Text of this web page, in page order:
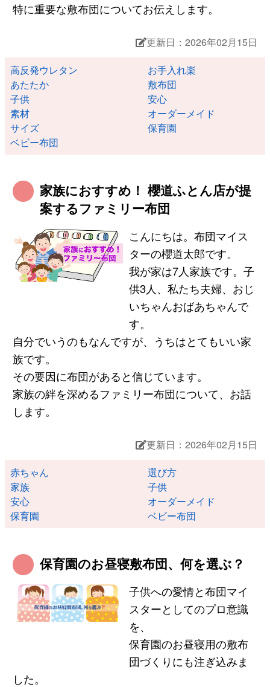
特に重要な敷布団についてお伝えします。
更新日：2026年02月15日
高反発ウレタン
お手入れ楽
あたたか
敷布団
子供
安心
素材
オーダーメイド
サイズ
保育園
ベビー布団
家族におすすめ！ 櫻道ふとん店が提
案するファミリー布団
こんにちは。布団マイス
ターの櫻道太郎です。
我が家は7人家族です。子
供3人、私たち夫婦、おじ
いちゃんおばあちゃんで
す。
自分でいうのもなんですが、うちはとてもいい家
族です。
その要因に布団があると信じています。
家族の絆を深めるファミリー布団について、お話
します。
更新日：2026年02月15日
赤ちゃん
選び方
家族
子供
安心
オーダーメイド
保育園
ベビー布団
保育園のお昼寝敷布団、何を選ぶ？
子供への愛情と布団マイ
スターとしてのプロ意識
を、
保育園のお昼寝用の敷布
団づくりにも注ぎ込みま
した。